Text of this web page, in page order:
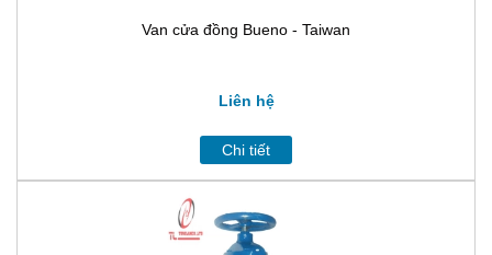
Van cửa đồng Bueno - Taiwan
Liên hệ
Chi tiết